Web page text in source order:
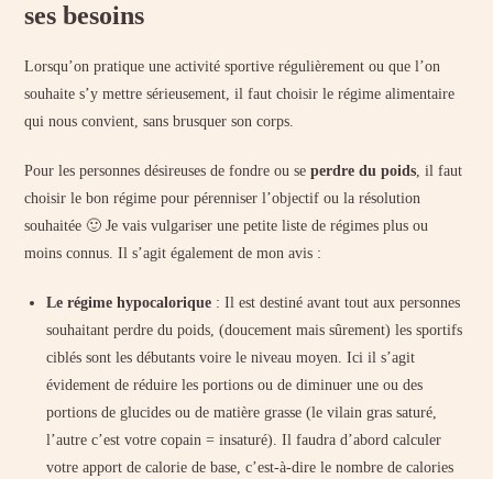
ses besoins
Lorsqu’on pratique une activité sportive régulièrement ou que l’on
souhaite s’y mettre sérieusement, il faut choisir le régime alimentaire
qui nous convient, sans brusquer son corps.
Pour les personnes désireuses de fondre ou seperdre du poids, il faut
choisir le bon régime pour pérenniser l’objectif ou la résolution
souhaitée 🙂 Je vais vulgariser une petite liste de régimes plus ou
moins connus. Il s’agit également de mon avis :
Le régime hypocalorique : Il est destiné avant tout aux personnes
souhaitant perdre du poids, (doucement mais sûrement) les sportifs
ciblés sont les débutants voire le niveau moyen. Ici il s’agit
évidement de réduire les portions ou de diminuer une ou des
portions de glucides ou de matière grasse (le vilain gras saturé,
l’autre c’est votre copain = insaturé). Il faudra d’abord calculer
votre apport de calorie de base, c’est-à-dire le nombre de calories